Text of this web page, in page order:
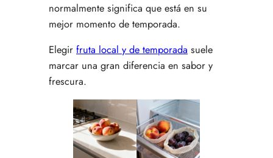
normalmente significa que está en su
mejor momento de temporada.
Elegir fruta local y de temporada suele
marcar una gran diferencia en sabor y
frescura.